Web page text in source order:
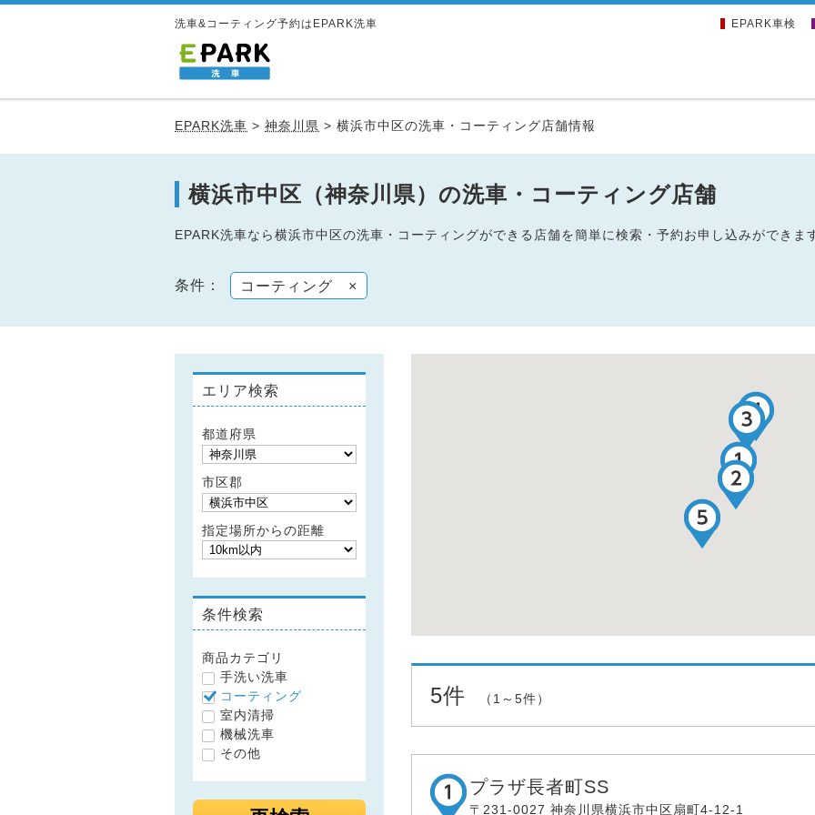
洗車&コーティング予約はEPARK洗車 EPARK車検
EPARK洗車 > 神奈川県 > 横浜市中区の洗車・コーティング店舗情報
横浜市中区（神奈川県）の洗車・コーティング店舗
EPARK洗車なら横浜市中区の洗車・コーティングができる店舗を簡単に検索・予約お申し込みができま
条件： コーティング ×
エリア検索
都道府県
市区郡
指定場所からの距離
条件検索
商品カテゴリ
手洗い洗車
コーティング
室内清掃
機械洗車
その他
5件 （1～5件）
プラザ長者町SS
〒231-0027 神奈川県横浜市中区扇町4-12-1